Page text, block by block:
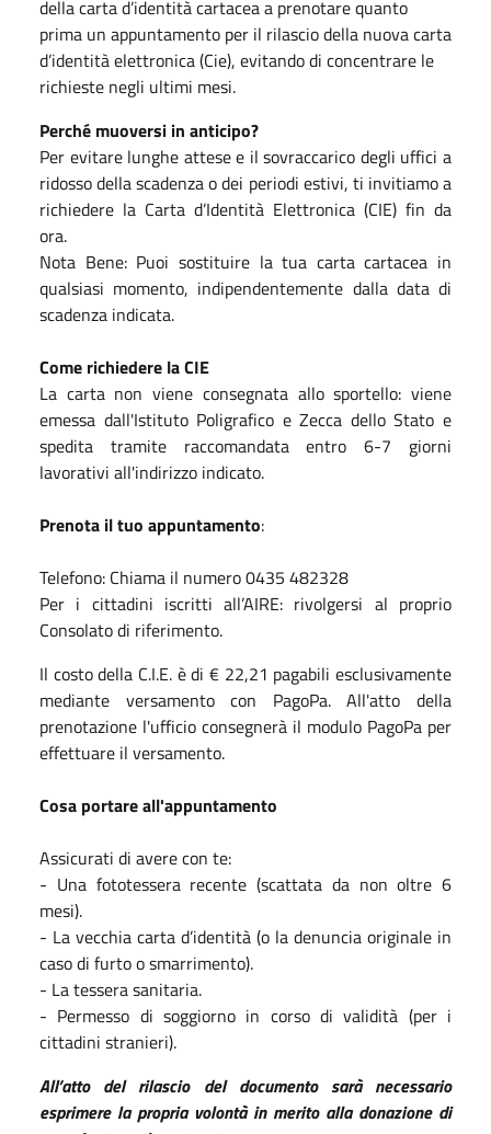
della carta d’identità cartacea a prenotare quanto
prima un appuntamento per il rilascio della nuova carta
d’identità elettronica (Cie), evitando di concentrare le
richieste negli ultimi mesi.
Perché muoversi in anticipo?
Per evitare lunghe attese e il sovraccarico degli uffici a
ridosso della scadenza o dei periodi estivi, ti invitiamo a
richiedere la Carta d’Identità Elettronica (CIE) fin da
ora.
Nota Bene: Puoi sostituire la tua carta cartacea in
qualsiasi momento, indipendentemente dalla data di
scadenza indicata.
Come richiedere la CIE
La carta non viene consegnata allo sportello: viene
emessa dall'Istituto Poligrafico e Zecca dello Stato e
spedita tramite raccomandata entro 6-7 giorni
lavorativi all'indirizzo indicato.
Prenota il tuo appuntamento:
Telefono: Chiama il numero 0435 482328
Per i cittadini iscritti all’AIRE: rivolgersi al proprio
Consolato di riferimento.
Il costo della C.I.E. è di € 22,21 pagabili esclusivamente
mediante versamento con PagoPa. All'atto della
prenotazione l'ufficio consegnerà il modulo PagoPa per
effettuare il versamento.
Cosa portare all'appuntamento
Assicurati di avere con te:
- Una fototessera recente (scattata da non oltre 6
mesi).
- La vecchia carta d’identità (o la denuncia originale in
caso di furto o smarrimento).
- La tessera sanitaria.
- Permesso di soggiorno in corso di validità (per i
cittadini stranieri).
All’atto del rilascio del documento sarà necessario
esprimere la propria volontà in merito alla donazione di